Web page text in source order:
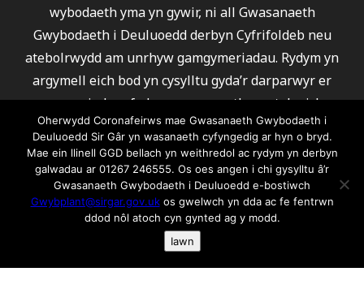
wybodaeth yma yn gywir, ni all Gwasanaeth
Gwybodaeth i Deuluoedd derbyn Cyfrifoldeb neu
atebolrwydd am unrhyw gamgymeriadau. Rydym yn
argymell eich bod yn cysylltu gyda’r darparwyr er
mwyn sicrhau fod eu gwasanaeth yn ateb eich
gofynion.
Ni all Gwasanaeth Gwybodaeth i Deuluoedd argymell
unrhyw un o’r darparwyr a rhestrwyd.
Am wybodaeth ar gwcis ac fel rydym yn ei defnyddio
cliciwch yma os gwelwch yn dda
Oherwydd Coronafeirws mae Gwasanaeth Gwybodaeth i
Deuluoedd Sir Gâr yn wasanaeth cyfyngedig ar hyn o bryd.
Mae ein llinell GGD bellach yn weithredol ac rydym yn derbyn
galwadau ar 01267 246555. Os oes angen i chi gysylltu â’r
Gwasanaeth Gwybodaeth i Deuluoedd e-bostiwch
Gwybplant@sirgar.gov.ukos gwelwch yn dda ac fe fentrwn
ddod nôl atoch cyn gynted ag y modd.
Iawn